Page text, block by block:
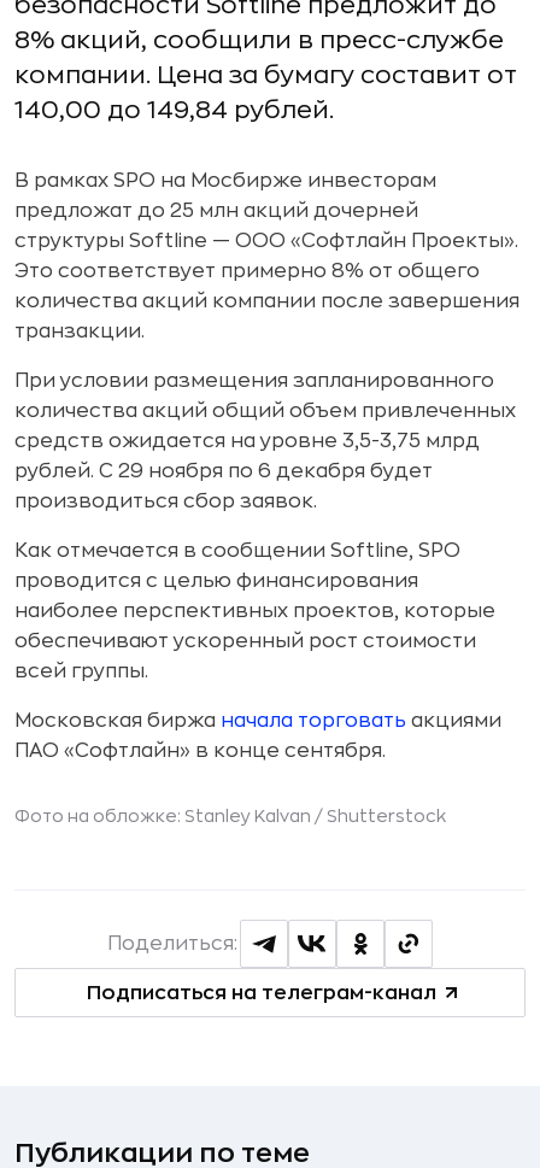
безопасности Softline предложит до
8% акций, сообщили в пресс-службе
компании. Цена за бумагу составит от
140,00 до 149,84 рублей.
В рамках SPO на Мосбирже инвесторам
предложат до 25 млн акций дочерней
структуры Softline — ООО «Софтлайн Проекты».
Это соответствует примерно 8% от общего
количества акций компании после завершения
транзакции.
При условии размещения запланированного
количества акций общий объем привлеченных
средств ожидается на уровне 3,5-3,75 млрд
рублей. С 29 ноября по 6 декабря будет
производиться сбор заявок.
Как отмечается в сообщении Softline, SPO
проводится с целью финансирования
наиболее перспективных проектов, которые
обеспечивают ускоренный рост стоимости
всей группы.
Московская биржа начала торговать акциями
ПАО «Софтлайн» в конце сентября.
Фото на обложке: Stanley Kalvan / Shutterstock
Подписаться на телеграм-канал
Поделиться:
Публикации по теме